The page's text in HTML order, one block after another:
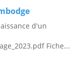
d'un
Fiche...